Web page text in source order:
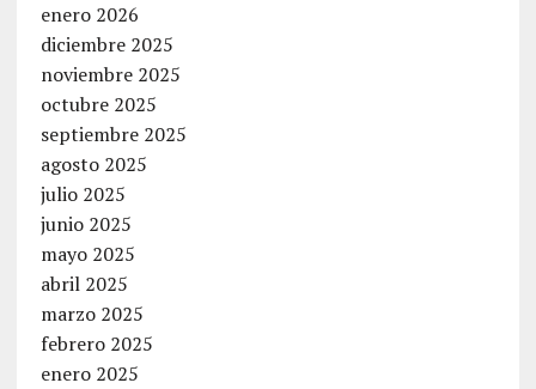
enero 2026
diciembre 2025
noviembre 2025
octubre 2025
septiembre 2025
agosto 2025
julio 2025
junio 2025
mayo 2025
abril 2025
marzo 2025
febrero 2025
enero 2025